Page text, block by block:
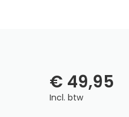
€ 49,95
Incl. btw